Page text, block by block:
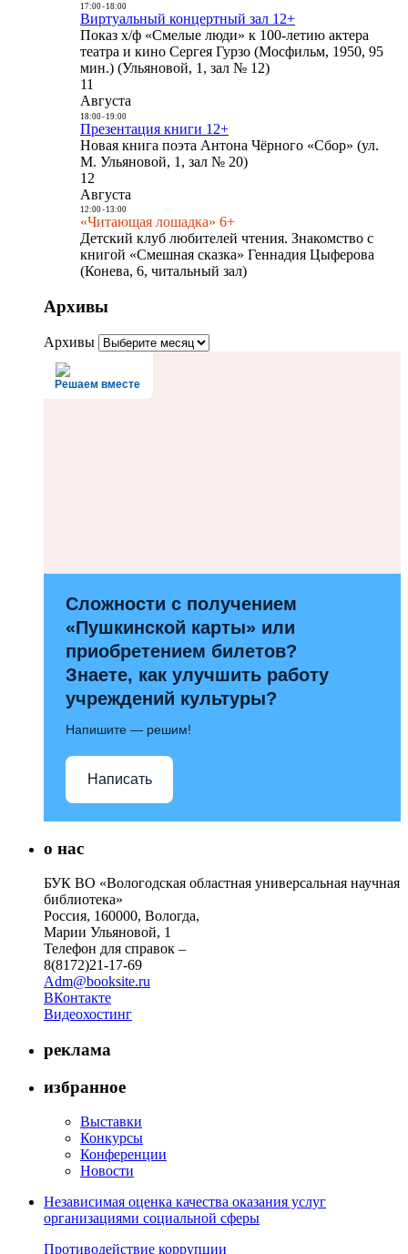
17:00- 18:00
Виртуальный концертный зал 12+
Показ х/ф «Смелые люди» к 100-летию актера
театра и кино Сергея Гурзо (Мосфильм, 1950, 95
мин.) (Ульяновой, 1, зал № 12)
11
Августа
18:00- 19:00
Презентация книги 12+
Новая книга поэта Антона Чёрного «Сбор» (ул.
М. Ульяновой, 1, зал № 20)
12
Августа
12:00- 13:00
«Читающая лошадка» 6+
Детский клуб любителей чтения. Знакомство с
книгой «Смешная сказка» Геннадия Цыферова
(Конева, 6, читальный зал)
Архивы
Архивы
Решаем вместе
Сложности с получением
«Пушкинской карты» или
приобретением билетов?
Знаете, как улучшить работу
учреждений культуры?
Напишите — решим!
Написать
о нас
БУК ВО «Вологодская областная универсальная научная
библиотека»
Россия, 160000, Вологда,
Марии Ульяновой, 1
Телефон для справок –
8(8172)21-17-69
Adm@booksite.ru
ВКонтакте
Видеохостинг
реклама
избранное
Выставки
Конкурсы
Конференции
Новости
Независимая оценка качества оказания услуг
организациями социальной сферы
Противодействие коррупции